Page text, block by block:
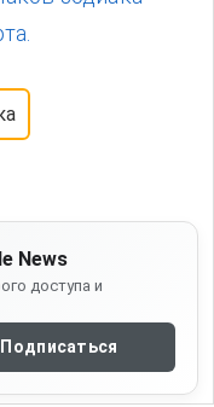
News
доступа и
Подписаться